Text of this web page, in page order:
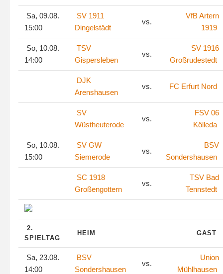
Sa, 09.08.
15:00
SV 1911
Dingelstädt
vs.
VfB Artern
1919
So, 10.08.
14:00
TSV
Gispersleben
vs.
SV 1916
Großrudestedt
DJK
Arenshausen
vs. FC Erfurt Nord
SV
Wüstheuterode
vs.
FSV 06
Kölleda
So, 10.08.
15:00
SV GW
Siemerode
vs.
BSV
Sondershausen
SC 1918
Großengottern
vs.
TSV Bad
Tennstedt
2.
SPIELTAG
HEIM GAST
Sa, 23.08.
14:00
BSV
Sondershausen
vs.
Union
Mühlhausen